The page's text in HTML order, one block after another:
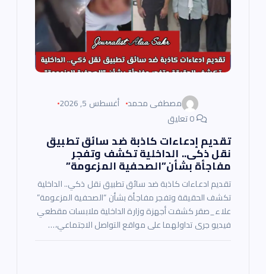
مصطفى محمد أغسطس 5, 2026
تقديم إدعاءات كاذبة ضد سائق تطبيق
نقل ذكى.. الداخلية تكشف وتفجر
مفاجأة بشأن”الصحفية المزعومة”
تقديم ادعاءات كاذبة ضد سائق تطبيق نقل ذكي.. الداخلية
تكشف الحقيقة وتفجر مفاجأة بشأن “الصحفية المزعومة”
علاء_صقر كشفت أجهزة وزارة الداخلية ملابسات مقطعي
فيديو جرى تداولهما على مواقع التواصل الاجتماعي،…